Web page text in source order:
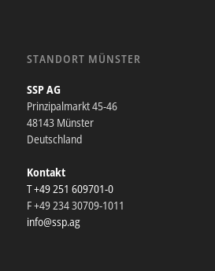
STANDORT MÜNSTER
SSP AG
Prinzipalmarkt 45-46
48143 Münster
Deutschland
Kontakt
T +49 251 609701-0
F +49 234 30709-1011
info@ssp.ag